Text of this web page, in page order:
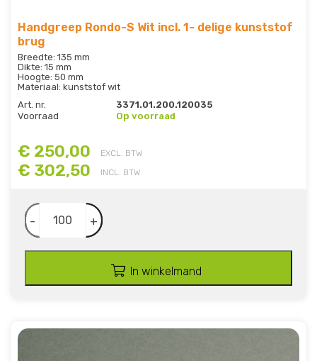
Handgreep Rondo-S Wit incl. 1- delige kunststof
brug
Breedte: 135 mm
Dikte: 15 mm
Hoogte: 50 mm
Materiaal: kunststof wit
Art. nr.
3371.01.200.120035
Voorraad
Op voorraad
€ 250,00 EXCL. BTW
€ 302,50 INCL. BTW
- +
In winkelmand